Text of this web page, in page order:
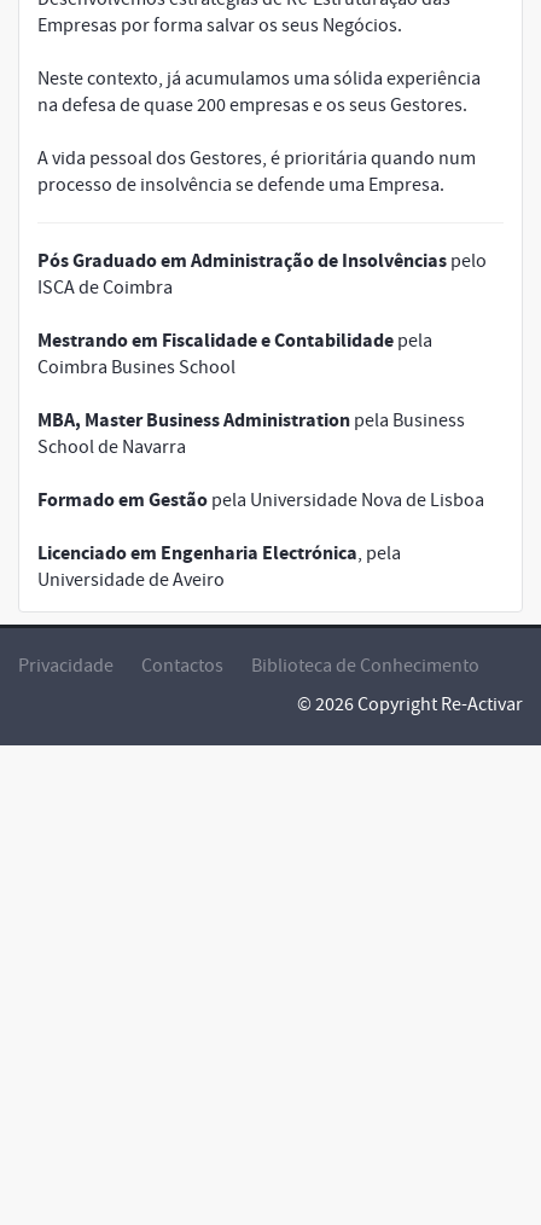
Empresas por forma salvar os seus Negócios.
Neste contexto, já acumulamos uma sólida experiência
na defesa de quase 200 empresas e os seus Gestores.
A vida pessoal dos Gestores, é prioritária quando num
processo de insolvência se defende uma Empresa.
Pós Graduado em Administração de Insolvências pelo
ISCA de Coimbra
Mestrando em Fiscalidade e Contabilidade pela
Coimbra Busines School
MBA, Master Business Administration pela Business
School de Navarra
Formado em Gestão pela Universidade Nova de Lisboa
Licenciado em Engenharia Electrónica, pela
Universidade de Aveiro
Privacidade Contactos
Biblioteca de Conhecimento
© 2026 Copyright Re-Activar